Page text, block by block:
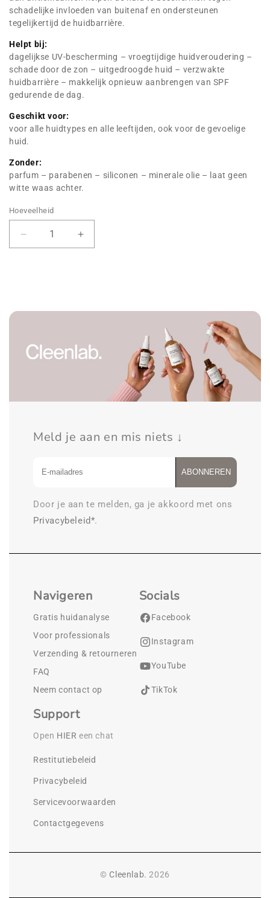
schadelijke invloeden van buitenaf en ondersteunen
tegelijkertijd de huidbarrière.
Helpt bij:
dagelijkse UV-bescherming – vroegtijdige huidveroudering –
schade door de zon – uitgedroogde huid – verzwakte
huidbarrière – makkelijk opnieuw aanbrengen van SPF
gedurende de dag.
Geschikt voor:
voor alle huidtypes en alle leeftijden, ook voor de gevoelige
huid.
Zonder:
parfum – parabenen – siliconen – minerale olie – laat geen
witte waas achter.
Hoeveelheid
Hoeveelheid
verlagen
Hoeveelheid
verhogen
Meld je aan en mis niets ↓
ABONNEREN
Door je aan te melden, ga je akkoord met ons
Privacybeleid*.
Navigeren
Gratis huidanalyse
Voor professionals
Verzending & retourneren
FAQ
Neem contact op
Socials
Facebook
Instagram
YouTube
TikTok
Support
Open HIER een chat
Restitutiebeleid
Privacybeleid
Servicevoorwaarden
Contactgegevens
© Cleenlab. 2026